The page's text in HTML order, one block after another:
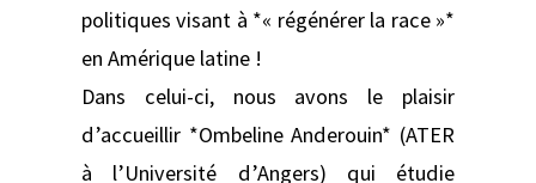
politiques visant à *« régénérer la race »*
en Amérique latine !
Dans celui-ci, nous avons le plaisir
d’accueillir *Ombeline Anderouin* (ATER
à l’Université d’Angers) qui étudie